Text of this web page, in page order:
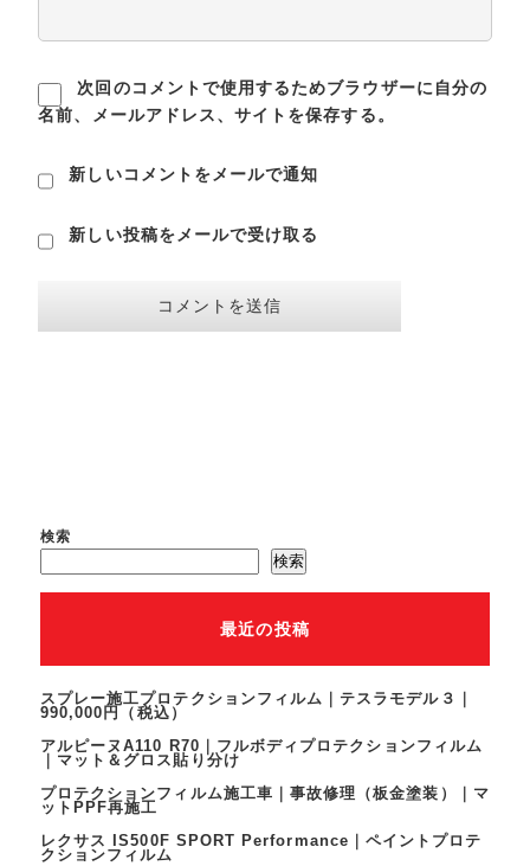
次回のコメントで使用するためブラウザーに自分の
名前、メールアドレス、サイトを保存する。
新しいコメントをメールで通知
新しい投稿をメールで受け取る
検索
検索
最近の投稿
スプレー施工プロテクションフィルム｜テスラモデル３｜
990,000円（税込）
アルピーヌA110 R70｜フルボディプロテクションフィルム
｜マット＆グロス貼り分け
プロテクションフィルム施工車｜事故修理（板金塗装）｜マ
ットPPF再施工
レクサス IS500F SPORT Performance｜ペイントプロテ
クションフィルム